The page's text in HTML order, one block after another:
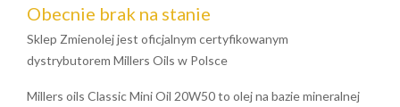
Obecnie brak na stanie
Sklep Zmienolej jest oficjalnym certyfikowanym
dystrybutorem Millers Oils w Polsce
Millers oils Classic Mini Oil 20W50 to olej na bazie mineralnej